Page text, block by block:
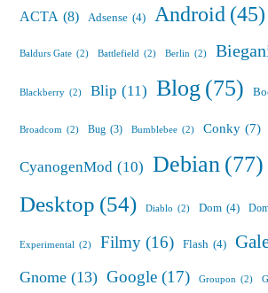
ACTA (8) Adsense (4) Android (45)
Baldurs Gate (2) Battlefield (2) Berlin (2)
Blackberry (2) Blip (11) Blog(75)
Broadcom (2) Bug (3) Bumblebee (2) Conky (7)
CyanogenMod (10) Debian(77)
Desktop (54) Diablo (2) Dom (4)
Experimental (2) Filmy (16) Flash (4)
Gnome (13) Google (17) Groupon (2)